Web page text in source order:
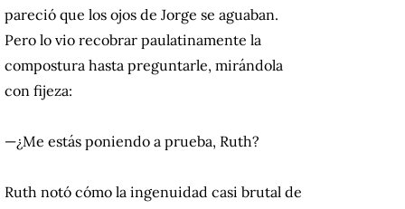
pareció que los ojos de Jorge se aguaban.
Pero lo vio recobrar paulatinamente la
compostura hasta preguntarle, mirándola
con fijeza:
—¿Me estás poniendo a prueba, Ruth?
Ruth notó cómo la ingenuidad casi brutal de